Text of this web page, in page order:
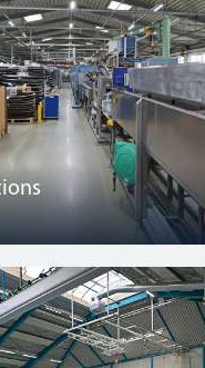
sehr großen Wert auf
CO₂ neutrale Produktion.